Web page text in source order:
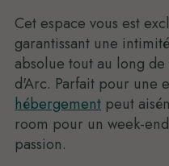
Cet espace vous est
garantissant une
absolue tout au long
d'Arc. Parfait pour une
hébergement peut
room pour un week-
passion.